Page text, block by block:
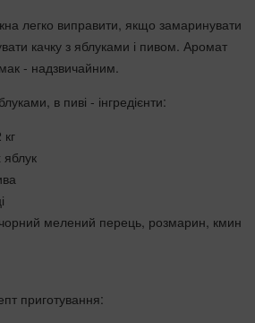
легко виправити, якщо замаринувати
качку з яблуками і пивом. Аромат
- надзвичайним.
в пиві - інгредієнти:
чорний мелений перець, розмарин, кмин
приготування: